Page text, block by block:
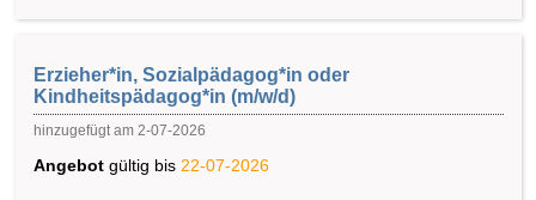
Erzieher*in, Sozialpädagog*in oder
Kindheitspädagog*in (m/w/d)
hinzugefügt am 2-07-2026
Angebot gültig bis 22-07-2026